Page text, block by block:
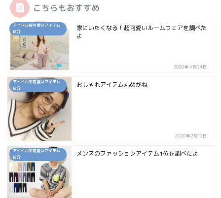
こちらもおすすめ
アイドル系可愛いアイテム
紹介
家にいたくなる！超可愛いルームウェアを調べた
よ
2020年4月24日
アイドル系可愛いアイテム
紹介
おしゃれアイテム丸めがね
2020年2月12日
アイドル系可愛いアイテム
紹介
メンズのファッションアイテム1位を調べたよ